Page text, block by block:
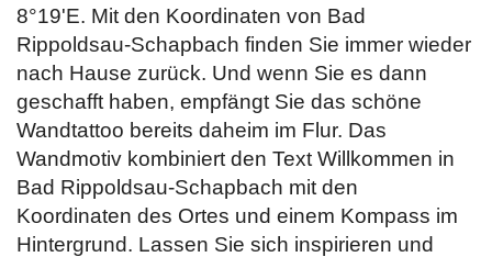
8°19'E. Mit den Koordinaten von Bad
Rippoldsau-Schapbach finden Sie immer wieder
nach Hause zurück. Und wenn Sie es dann
geschafft haben, empfängt Sie das schöne
Wandtattoo bereits daheim im Flur. Das
Wandmotiv kombiniert den Text Willkommen in
Bad Rippoldsau-Schapbach mit den
Koordinaten des Ortes und einem Kompass im
Hintergrund. Lassen Sie sich inspirieren und